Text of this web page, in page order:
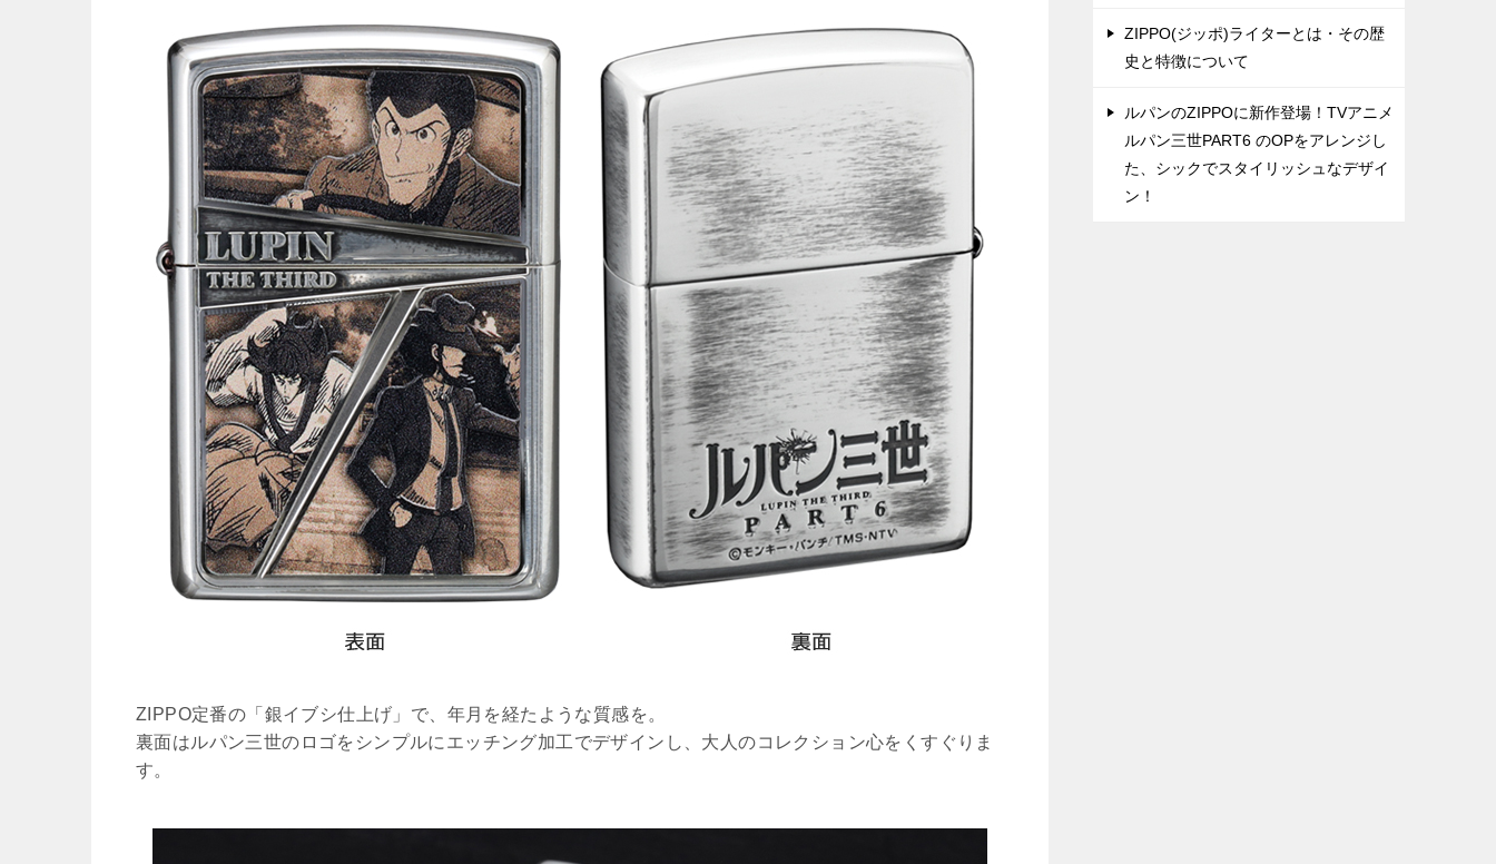
ZIPPO定番の「銀イブシ仕上げ」で、年月を経たような質感を。
裏面はルパン三世のロゴをシンプルにエッチング加工でデザインし、大人のコレクション心をくすぐりま
す。
ZIPPO(ジッポ)ライターとは・その歴
史と特徴について
ルパンのZIPPOに新作登場！TVアニメ
ルパン三世PART6 のOPをアレンジし
た、シックでスタイリッシュなデザイ
ン！